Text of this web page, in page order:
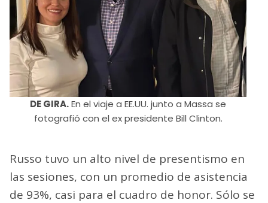
DE GIRA.En el viaje a EE.UU. junto a Massa se
fotografió con el ex presidente Bill Clinton.
Russo tuvo un alto nivel de presentismo en
las sesiones, con un promedio de asistencia
de 93%, casi para el cuadro de honor. Sólo se